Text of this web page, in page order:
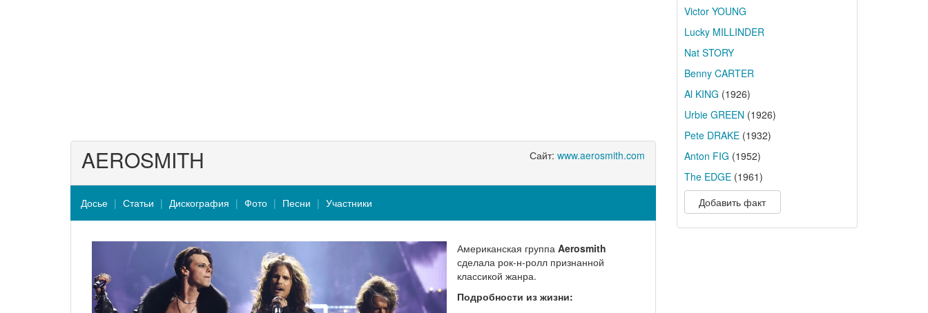
Сайт: www.aerosmith.com
AEROSMITH
Досье Статьи Дискография Фото Песни Участники
Американская группа Aerosmith
сделала рок-н-ролл признанной
классикой жанра.
Подробности из жизни:
Victor YOUNG
Lucky MILLINDER
Nat STORY
Benny CARTER
Al KING (1926)
Urbie GREEN (1926)
Pete DRAKE(1932)
Anton FIG (1952)
The EDGE(1961)
Добавить факт